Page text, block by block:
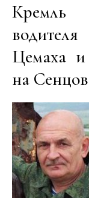
Кремль
Цемаха и
на